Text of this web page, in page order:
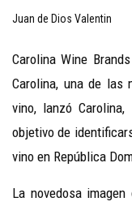
Juan de Dios Valentin
Carolina Wine
Carolina, una de las
vino, lanzó
objetivo de
vino en República
La novedosa imagen